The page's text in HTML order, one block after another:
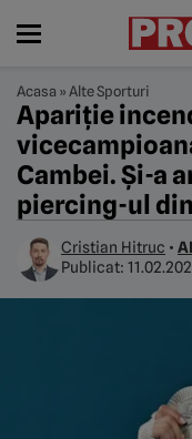
Acasa »Alte Sporturi
Apariție
Cambei. Şi-a
piercing-ul
Cristian Hitruc •
Publicat: